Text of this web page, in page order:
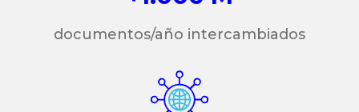
documentos/año intercambiados